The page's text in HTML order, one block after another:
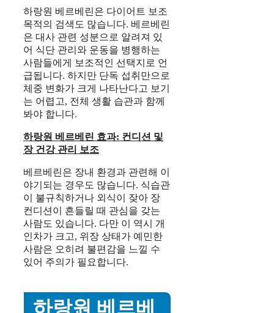
하랑원 베르베린은 다이어트 보조
목적의 검색도 많습니다. 베르베린
은 대사 관련 성분으로 알려져 있
어 식단 관리와 운동을 병행하는
사람들에게 보조적인 선택지로 언
급됩니다. 하지만 단독 섭취만으로
체중 변화가 크게 나타난다고 보기
는 어렵고, 전체 생활 습관과 함께
봐야 합니다.
하랑원 베르베린 효과: 컨디션 및
장 건강 관리 보조
베르베린은 장내 환경과 관련해 이
야기되는 경우도 많습니다. 식습관
이 불규칙하거나 외식이 잦아 장
컨디션이 흔들릴 때 관심을 갖는
사람도 있습니다. 다만 이 역시 개
인차가 크고, 위장 상태가 예민한
사람은 오히려 불편감을 느낄 수
있어 주의가 필요합니다.
하랑원 베르베